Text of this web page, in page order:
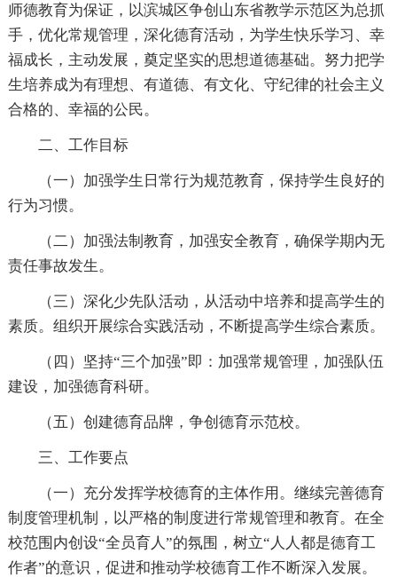
师德教育为保证，以滨城区争创山东省教学示范区为总抓
手，优化常规管理，深化德育活动，为学生快乐学习、幸
福成长，主动发展，奠定坚实的思想道德基础。努力把学
生培养成为有理想、有道德、有文化、守纪律的社会主义
合格的、幸福的公民。
二、工作目标
（一）加强学生日常行为规范教育，保持学生良好的
行为习惯。
（二）加强法制教育，加强安全教育，确保学期内无
责任事故发生。
（三）深化少先队活动，从活动中培养和提高学生的
素质。组织开展综合实践活动，不断提高学生综合素质。
（四）坚持“三个加强”即：加强常规管理，加强队伍
建设，加强德育科研。
（五）创建德育品牌，争创德育示范校。
三、工作要点
（一）充分发挥学校德育的主体作用。继续完善德育
制度管理机制，以严格的制度进行常规管理和教育。在全
校范围内创设“全员育人”的氛围，树立“人人都是德育工
作者”的意识，促进和推动学校德育工作不断深入发展。